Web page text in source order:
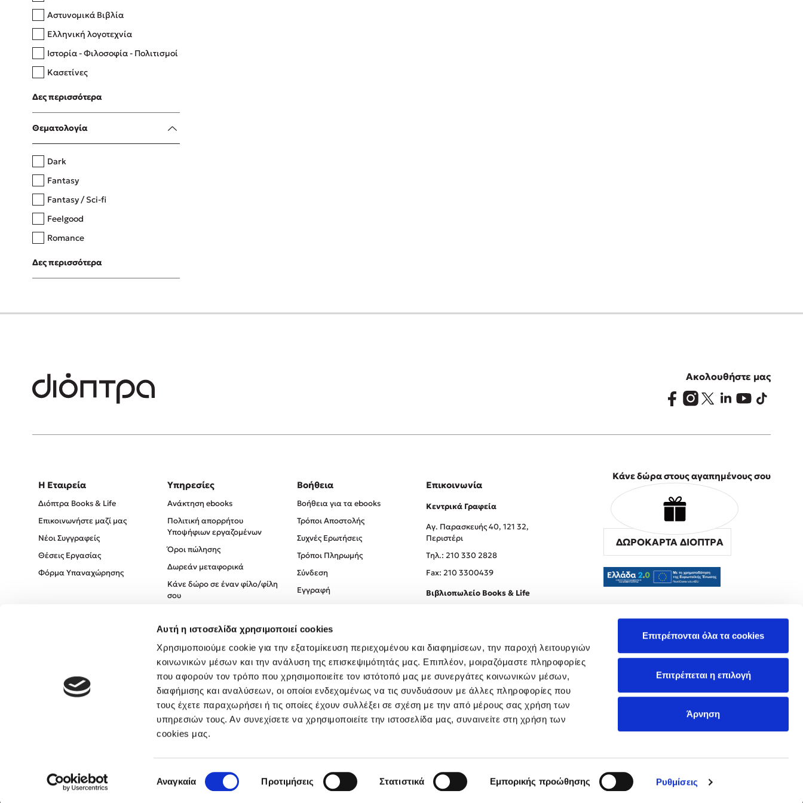
Αυτή η ιστοσελίδα χρησιμοποιεί cookies
Χρησιμοποιούμε cookie για την εξατομίκευση περιεχομένου και διαφημίσεων, την παροχή λειτουργιών
κοινωνικών μέσων και την ανάλυση της επισκεψιμότητάς μας. Επιπλέον, μοιραζόμαστε πληροφορίες
που αφορούν τον τρόπο που χρησιμοποιείτε τον ιστότοπό μας με συνεργάτες κοινωνικών μέσων,
διαφήμισης και αναλύσεων, οι οποίοι ενδεχομένως να τις συνδυάσουν με άλλες πληροφορίες που
τους έχετε παραχωρήσει ή τις οποίες έχουν συλλέξει σε σχέση με την από μέρους σας χρήση των
υπηρεσιών τους. Αν συνεχίσετε να χρησιμοποιείτε την ιστοσελίδα μας, συναινείτε στη χρήση των
cookies μας.
συγκατάθεσης
Αναγκαία Προτιμήσεις Στατιστικά Εμπορικής προώθησης Ρυθμίσεις
Επιτρέπονται όλα τα cookies
Επιτρέπεται η επιλογή
Άρνηση
Δανάη Δεληγεώργη
Πάνω, κάτω, μπροστά, πίσω
Η μέθοδος Αφήστε τους
Αστυνομικά Βιβλία
Ελληνική λογοτεχνία
Ιστορία - Φιλοσοφία - Πολιτισμοί
Κασετίνες
Λευκώματα - Έγχρωμοι οδηγοί
Μαγειρική
Δες περισσότερα
Θεματολογία
Dark
Fantasy
Fantasy / Sci-fi
Feelgood
Romance
Upmarket
Young Adult
Δες περισσότερα
Ακολουθήστε μας
Η Εταιρεία
Διόπτρα Books & Life
Επικοινωνήστε μαζί μας
Νέοι Συγγραφείς
Θέσεις Εργασίας
Φόρμα Υπαναχώρησης
Υπηρεσίες
Ανάκτηση ebooks
Πολιτική απορρήτου
Υποψήφιων εργαζομένων
Όροι πώλησης
Δωρεάν μεταφορικά
Κάνε δώρο σε έναν φίλο/φίλη
σου
Πολιτική Απορρήτου
Όροι χρήσης
Βοήθεια
Βοήθεια για τα ebooks
Τρόποι Αποστολής
Συχνές Ερωτήσεις
Τρόποι Πληρωμής
Σύνδεση
Εγγραφή
Επικοινωνία
Κεντρικά Γραφεία
Αγ. Παρασκευής 40, 121 32,
Περιστέρι
Tηλ.: 210 330 2828
Fax: 210 3300439
Βιβλιοπωλείο Books & Life
Κάνε δώρα στους αγαπημένους σου
ΔΩΡΟΚΑΡΤΑ ΔΙΟΠΤΡΑ
Created by Powered by